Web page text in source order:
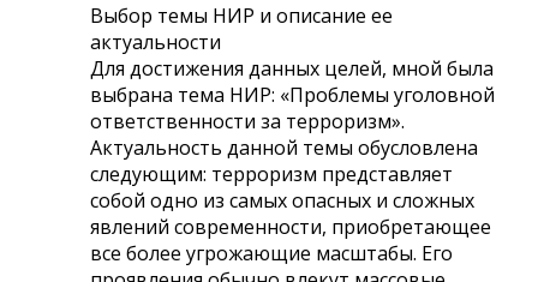
Выбор темы НИР и описание ее
актуальности
Для достижения данных целей, мной была
выбрана тема НИР: «Проблемы уголовной
ответственности за терроризм».
Актуальность данной темы обусловлена
следующим: терроризм представляет
собой одно из самых опасных и сложных
явлений современности, приобретающее
все более угрожающие масштабы. Его